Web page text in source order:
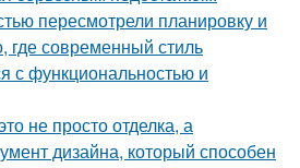
пересмотрели планировку и
где современный стиль
с функциональностью и
не просто отделка, а
дизайна, который способен